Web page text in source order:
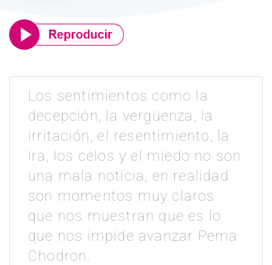
Los sentimientos como la
decepción, la vergüenza, la
irritación, el resentimiento, la
ira, los celos y el miedo no son
una mala noticia, en realidad
son momentos muy claros
que nos muestran que es lo
que nos impide avanzar Pema
Chodron.